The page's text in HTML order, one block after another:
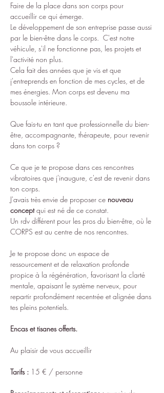
Faire de la place dans son corps pour
accueillir ce qui émerge.
Le développement de son entreprise passe aussi
par le bien-être dans le corps.  C'est notre
véhicule, s'il ne fonctionne pas, les projets et
l'activité non plus.
Cela fait des années que je vis et que
j'entreprends en fonction de mes cycles, et de
mes énergies. Mon corps est devenu ma
boussole intérieure.
Que fais-tu en tant que professionnelle du bien-
être, accompagnante, thérapeute, pour revenir
dans ton corps ?
Ce que je te propose dans ces rencontres
vibratoires que j'inaugure, c'est de revenir dans
ton corps.
J'avais très envie de proposer ce nouveau
concept qui est né de ce constat.
Un rdv différent pour les pros du bien-être, où le
CORPS est au centre de nos rencontres.
Je te propose donc un espace de
ressourcement et de relaxation profonde
propice à la régénération, favorisant la clarté
mentale, apaisant le système nerveux, pour
repartir profondément recentrée et alignée dans
tes pleins potentiels.
Encas et tisanes offerts.
Au plaisir de vous accueillir
Tarifs : 15 € / personne